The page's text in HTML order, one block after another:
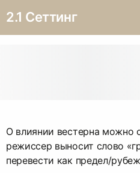
2.1 Сеттинг
О влиянии вестерна можно
режиссер выносит слово
перевести как предел/